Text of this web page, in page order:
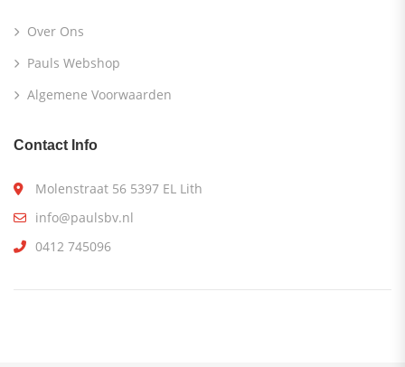
Over Ons
Pauls Webshop
Algemene Voorwaarden
Contact Info
Molenstraat 56 5397 EL Lith
info@paulsbv.nl
0412 745096